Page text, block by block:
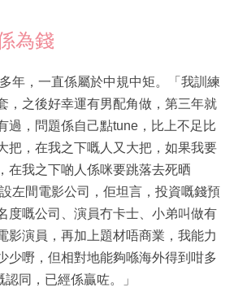
為錢
年，一直係屬於中規中矩。「我訓練
，之後好幸運有男配角做，第三年就
過，問題係自己點tune，比上不足比
把，在我之下嘅人又大把，如果我要
在我之下啲人係咪要跳落去死晒
左間電影公司，佢坦言，投資嘅錢預
度嘅公司、演員冇卡士、小弟叫做有
影演員，再加上題材唔商業，我能力
少嘢，但相對地能夠喺海外得到咁多
同，已經係贏咗。」